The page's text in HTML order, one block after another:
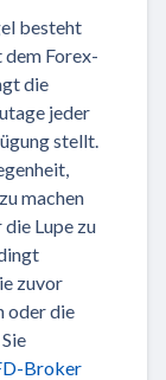
besteht
dem Forex-
die
jeder
stellt.
machen
Lupe zu
zuvor
oder die
Broker